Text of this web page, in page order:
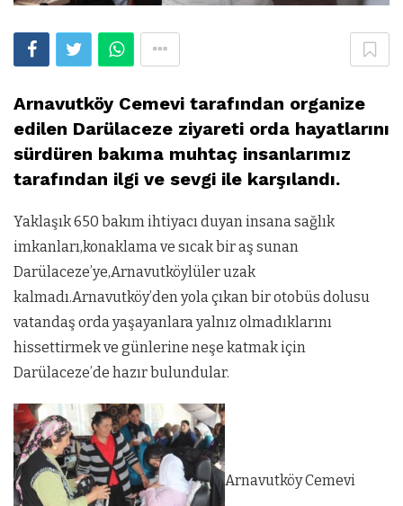
Arnavutköy Cemevi tarafından organize
edilen Darülaceze ziyareti orda hayatlarını
sürdüren bakıma muhtaç insanlarımız
tarafından ilgi ve sevgi ile karşılandı.
Yaklaşık 650 bakım ihtiyacı duyan insana sağlık
imkanları,konaklama ve sıcak bir aş sunan
Darülaceze’ye,Arnavutköylüler uzak
kalmadı.Arnavutköy’den yola çıkan bir otobüs dolusu
vatandaş orda yaşayanlara yalnız olmadıklarını
hissettirmek ve günlerine neşe katmak için
Darülaceze’de hazır bulundular.
Arnavutköy Cemevi